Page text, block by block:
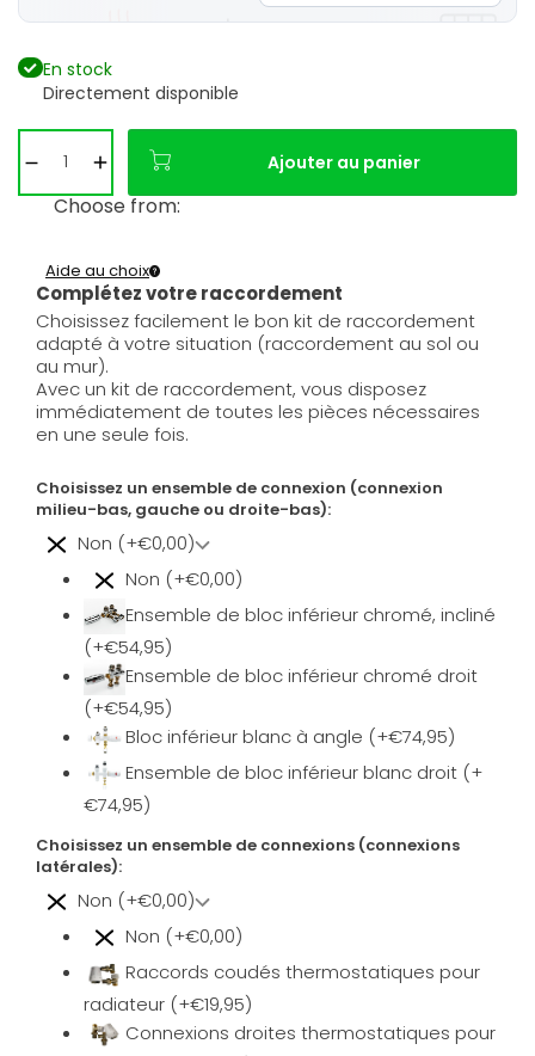
En stock
Directement disponible
Ajouter au panier
Choose from:
Complétez votre raccordement
Aide au choix
Choisissez facilement le bon kit de raccordement
adapté à votre situation (raccordement au sol ou
au mur).
Avec un kit de raccordement, vous disposez
immédiatement de toutes les pièces nécessaires
en une seule fois.
Choisissez un ensemble de connexion (connexion
milieu-bas, gauche ou droite-bas):
Non (+€0,00)
Non (+€0,00)
Ensemble de bloc inférieur chromé, incliné
(+€54,95)
Ensemble de bloc inférieur chromé droit
(+€54,95)
Bloc inférieur blanc à angle (+€74,95)
Ensemble de bloc inférieur blanc droit (+
€74,95)
Choisissez un ensemble de connexions (connexions
latérales):
Non (+€0,00)
Non (+€0,00)
Raccords coudés thermostatiques pour
radiateur (+€19,95)
Connexions droites thermostatiques pour